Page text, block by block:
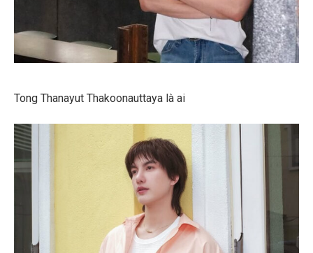
Tong Thanayut Thakoonauttaya là ai